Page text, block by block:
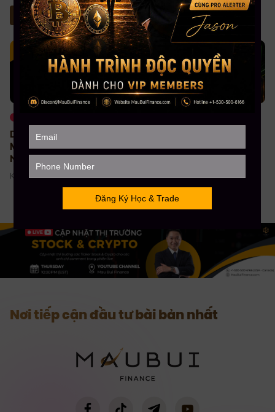
T in liên quan Tất cả
DOW JONES LẬP ĐỈNH
MỚI, NASDAQ GIẢM KHI
NHÓM CÔNG NGHỆ CHỊU
ÁP LỰC
Kylie - 05/08/2026
PALANTIR TĂNG GẦN 30%
Nơi tiếp cận đầu tư bài bản nhất